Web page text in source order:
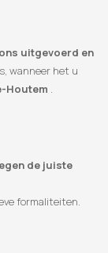
uitgevoerd en
wanneer het u
Houtem .
de juiste
formaliteiten.